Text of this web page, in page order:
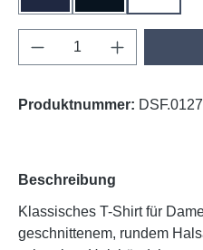
Produkt Anzahl:
Produktnummer:
Beschreibung
Klassisches T-Shirt für
geschnittenem, rundem